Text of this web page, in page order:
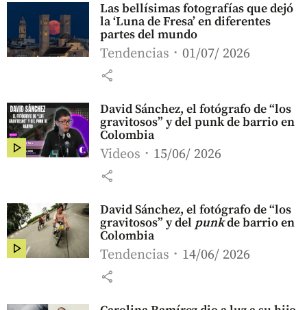
Las bellísimas fotografías que dejó
la ‘Luna de Fresa’ en diferentes
partes del mundo
Tendencias 01/07/ 2026
share
David Sánchez, el fotógrafo de “los
gravitosos” y del punk de barrio en
Colombia
Videos 15/06/ 2026
share
David Sánchez, el fotógrafo de “los
gravitosos” y del punkde barrio en
Colombia
Tendencias 14/06/ 2026
share